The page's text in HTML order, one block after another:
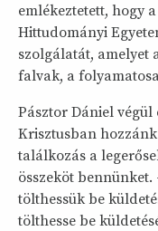
emlékeztetett, hogy
Hittudományi
szolgálatát, amelyet
falvak, a
Pásztor Dániel végül
Krisztusban
találkozás a
összeköt
tölthessük be
tölthesse be